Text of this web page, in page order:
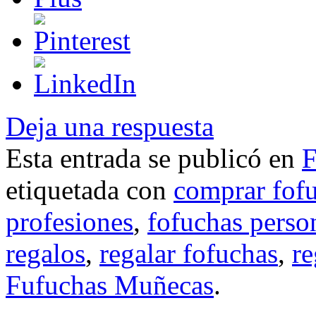
Deja una respuesta
Esta entrada se publicó en
etiquetada con comprar
profesiones, fofuchas
regalos, regalar fofuchas,
Fufuchas Muñecas.